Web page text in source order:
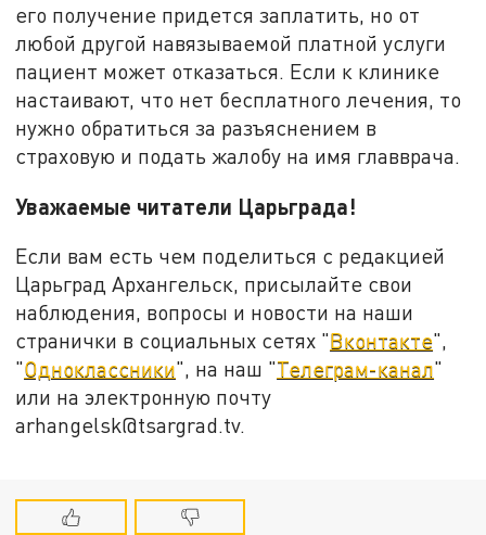
его получение придется заплатить, но от
любой другой навязываемой платной услуги
пациент может отказаться. Если к клинике
настаивают, что нет бесплатного лечения, то
нужно обратиться за разъяснением в
страховую и подать жалобу на имя главврача.
Уважаемые читатели Царьграда!
Если вам есть чем поделиться с редакцией
Царьград Архангельск, присылайте свои
наблюдения, вопросы и новости на наши
странички в социальных сетях "Вконтакте",
"Одноклассники", на наш "Телеграм-канал"
или на электронную почту
arhangelsk@tsargrad.tv.